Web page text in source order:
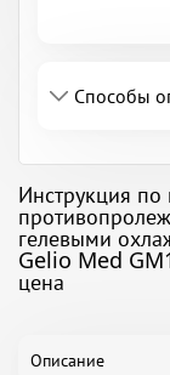
Способы
Инструкция
гелевыми
Gelio Med
цена
Описание